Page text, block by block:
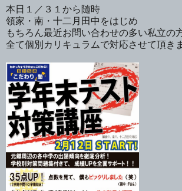
本日１／３１から随時
領家・南・十二月田中をはじめ
もちろん最近お問い合わせの多い私立の
全て個別カリキュラムで対応させて頂き